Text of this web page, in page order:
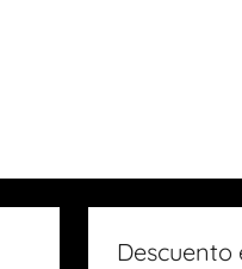
Descuento